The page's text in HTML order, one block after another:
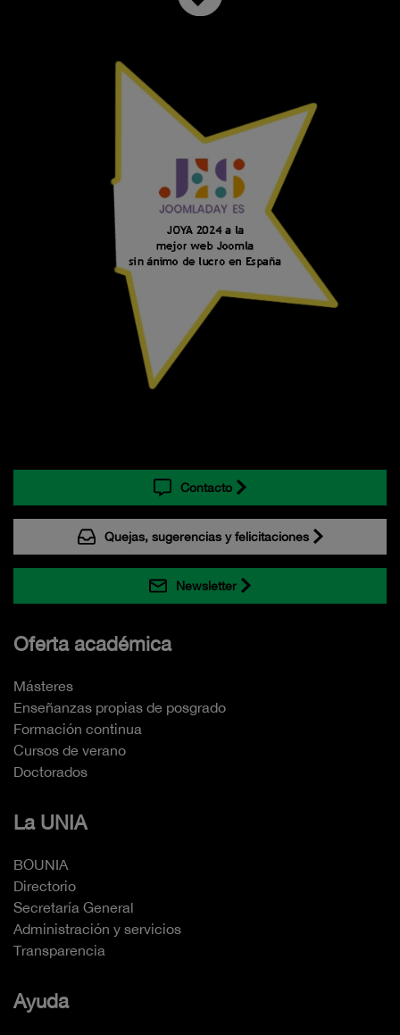
Contacto
Quejas, sugerencias y felicitaciones
Newsletter
Oferta académica
Másteres
Enseñanzas propias de posgrado
Formación continua
Cursos de verano
Doctorados
La UNIA
BOUNIA
Directorio
Secretaría General
Administración y servicios
Transparencia
Ayuda